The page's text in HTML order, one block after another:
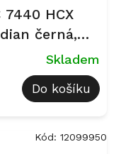
7440 HCX
černá,
Skladem
Do košíku
Kód: 12099950